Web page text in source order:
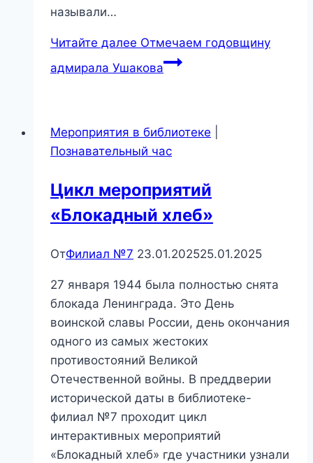
называли…
Читайте далее Отмечаем годовщину
адмирала Ушакова
Мероприятия в библиотеке
Познавательный час
Цикл мероприятий
«Блокадный хлеб»
ОтФилиал №7 23.01.202525.01.2025
27 января 1944 была полностью снята
блокада Ленинграда. Это День
воинской славы России, день окончания
одного из самых жестоких
противостояний Великой
Отечественной войны. В преддверии
исторической даты в библиотеке-
филиал №7 проходит цикл
интерактивных мероприятий
«Блокадный хлеб» где участники узнали